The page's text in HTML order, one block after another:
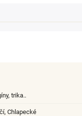
trika..
, Chlapecké